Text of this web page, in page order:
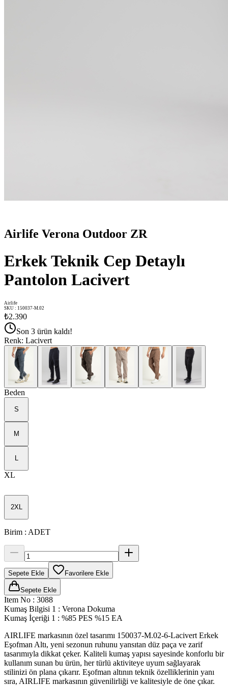
Airlife Verona Outdoor ZR
Erkek Teknik Cep Detaylı
Pantolon Lacivert
Airlife
SKU : 150037-M.02
₺2.390
Son 3 ürün kaldı!
Renk: Lacivert
Beden
S
M
L
XL
2XL
Birim : ADET
Sepete Ekle Favorilere Ekle
Sepete Ekle
Item No : 3088
Kumaş Bilgisi 1 : Verona Dokuma
Kumaş İçeriği 1 : %85 PES %15 EA
AIRLIFE markasının özel tasarımı 150037-M.02-6-Lacivert Erkek
Eşofman Altı, yeni sezonun ruhunu yansıtan düz paça ve zarif
tasarımıyla dikkat çeker. Kaliteli kumaş yapısı sayesinde konforlu bir
kullanım sunan bu ürün, her türlü aktiviteye uyum sağlayarak
stilinizi ön plana çıkarır. Eşofman altının teknik özelliklerinin yanı
sıra, AIRLIFE markasının güvenilirliği ve kalitesiyle de öne çıkar.